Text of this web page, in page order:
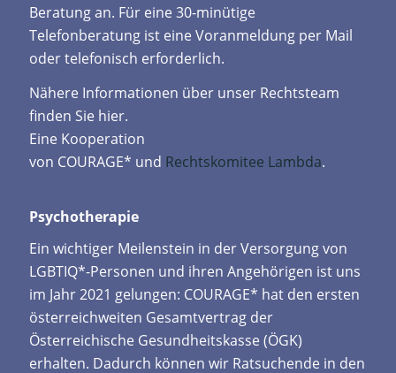
Beratung an. Für eine 30-minütige
Telefonberatung ist eine Voranmeldung per Mail
oder telefonisch erforderlich.
Nähere Informationen über unser Rechtsteam
finden Sie hier.
Eine Kooperation
von COURAGE* und Rechtskomitee Lambda.
Psychotherapie
Ein wichtiger Meilenstein in der Versorgung von
LGBTIQ*-Personen und ihren Angehörigen ist uns
im Jahr 2021 gelungen: COURAGE* hat den ersten
österreichweiten Gesamtvertrag der
Österreichische Gesundheitskasse (ÖGK)
erhalten. Dadurch können wir Ratsuchende in den